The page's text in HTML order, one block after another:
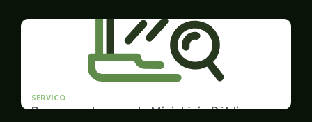
SERVICO
Recomendações do Ministério Público